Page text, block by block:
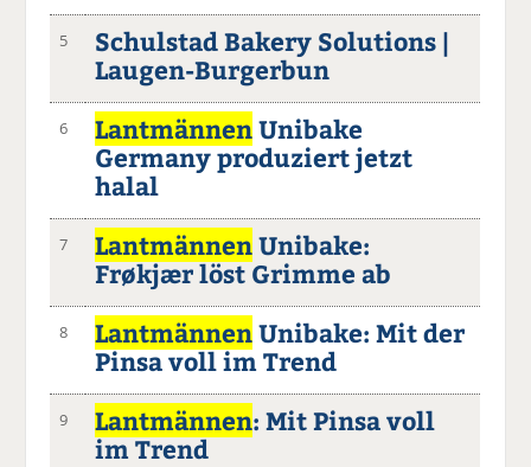
5
Schulstad Bakery Solutions |
Laugen-Burgerbun
6 LantmännenUnibake
Germany produziert jetzt
halal
7 LantmännenUnibake:
Frøkjær löst Grimme ab
8 LantmännenUnibake: Mit der
Pinsa voll im Trend
9 Lantmännen: Mit Pinsa voll
im Trend